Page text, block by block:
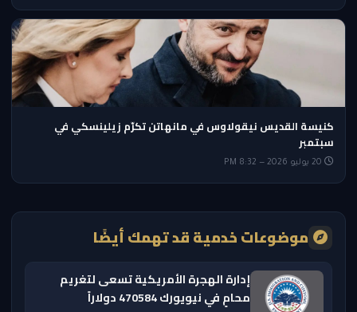
كنيسة القديس نيقولاوس في مانهاتن تكرّم زيلينسكي في
سبتمبر
موضوعات خدمية قد تهمك أيضًا
إدارة الهجرة الأمريكية تسعى لتغريم
محامٍ في نيويورك 470584 دولاراً